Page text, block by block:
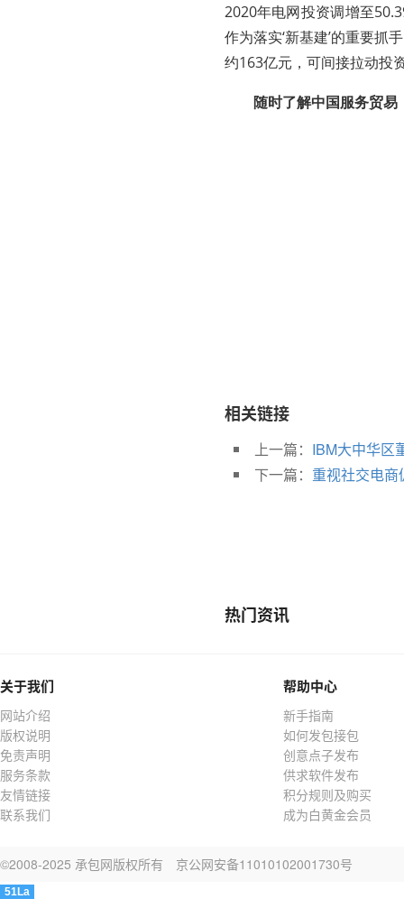
2020年电网投资调增至
作为落实‘新基建’的重要抓
约163亿元，可间接拉动投
随时了解中国服务贸易
相关链接
上一篇： IBM大中华区
下一篇： 重视社交电
热门资讯
关于我们
网站介绍
版权说明
免责声明
服务条款
友情链接
联系我们
帮助中心
新手指南
如何发包接包
创意点子发布
供求软件发布
积分规则及购买
成为白黄金会员
©2008-2025 承包网版权所有 京公网安备11010102001730号
51La